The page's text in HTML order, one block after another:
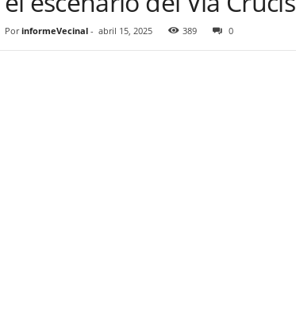
Por informeVecinal- abril 15, 2025 389 0